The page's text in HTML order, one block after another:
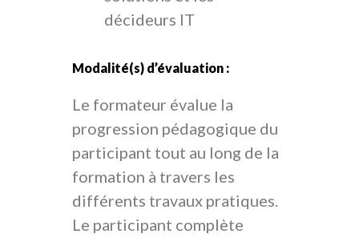
décideurs IT
Modalité(s) d’évaluation :
Le formateur évalue la
progression pédagogique du
participant tout au long de la
formation à travers les
différents travaux pratiques.
Le participant complète